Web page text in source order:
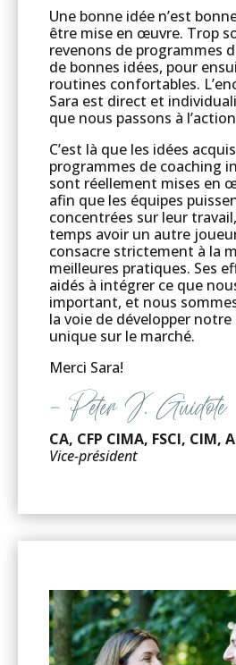
Une bonne idée n’est
être mise en œuvre. Trop
revenons de programmes
de bonnes idées, pour
routines confortables.
Sara est direct et
que nous passons à
C’est là que les idées
programmes de coaching
sont réellement mises en
afin que les équipes
concentrées sur leur
temps avoir un autre
consacre strictement à la
meilleures pratiques. Ses
aidés à intégrer ce que
important, et nous
la voie de développer
unique sur le marché.
Merci Sara!
– Peter J. Guidote
CA, CFP CIMA, FSCI, CIM,
Vice-président